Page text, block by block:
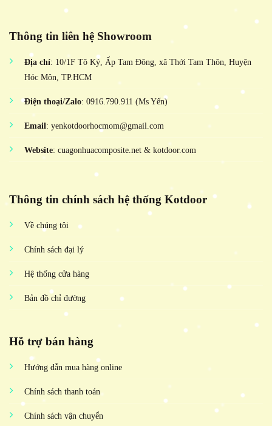
Thông tin liên hệ Showroom
Địa chỉ: 10/1F Tô Ký, Ấp Tam Đông, xã Thới Tam Thôn, Huyện
Hóc Môn, TP.HCM
Điện thoại/Zalo: 0916.790.911 (Ms Yến)
Email: yenkotdoorhocmom@gmail.com
Website: cuagonhuacomposite.net & kotdoor.com
Thông tin chính sách hệ thống Kotdoor
Về chúng tôi
Chính sách đại lý
Hệ thống cửa hàng
Bản đồ chỉ đường
Hỗ trợ bán hàng
Hướng dẫn mua hàng online
Chính sách thanh toán
Chính sách vận chuyển